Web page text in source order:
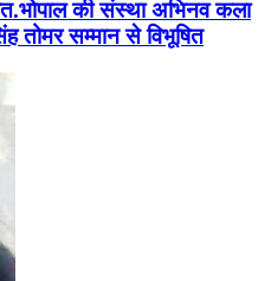
की संस्था अभिनव कला
तोमर सम्मान से विभूषित